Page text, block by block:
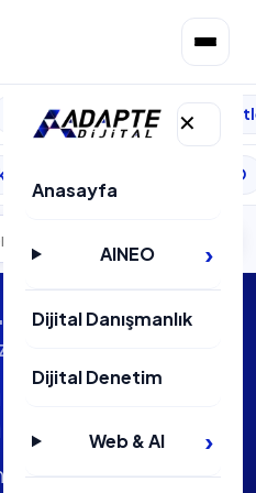
✕
Anasayfa
AINEO
Dijital Danışmanlık
Dijital Denetim
Web & AI
Core Pro Max
SEO
Ürünlerinizi Tanıtmanın
Ürünlerinizi
Zamanı
bir müşteri kitlesine